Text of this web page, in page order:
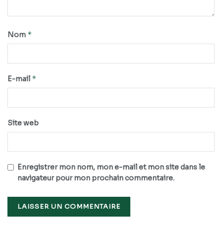
Nom *
E-mail *
Site web
Enregistrer mon nom, mon e-mail et mon site dans le
navigateur pour mon prochain commentaire.